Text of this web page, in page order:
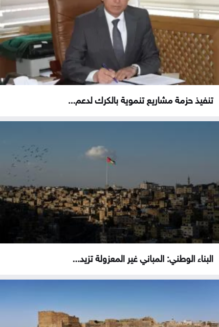
تنفيذ حزمة مشاريع تنموية بالكرك لدعم...
البناء الوطني: المباني غير المعزولة تزيد...